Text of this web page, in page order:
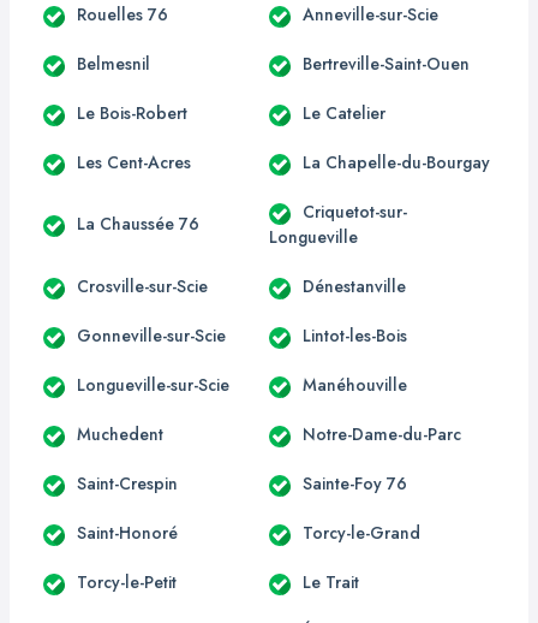
Rouelles 76 Anneville-sur-Scie
Belmesnil Bertreville-Saint-Ouen
Le Bois-Robert Le Catelier
Les Cent-Acres La Chapelle-du-Bourgay
La Chaussée 76
Criquetot-sur-
Longueville
Crosville-sur-Scie Dénestanville
Gonneville-sur-Scie Lintot-les-Bois
Longueville-sur-Scie Manéhouville
Muchedent Notre-Dame-du-Parc
Saint-Crespin Sainte-Foy 76
Saint-Honoré Torcy-le-Grand
Torcy-le-Petit Le Trait